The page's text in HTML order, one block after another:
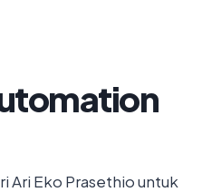
Ari Eko Prasethio untuk